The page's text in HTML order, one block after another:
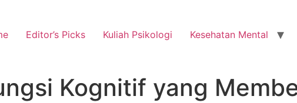
Editor’s Picks Kuliah Psikologi Kesehatan Mental
Kognitif yang